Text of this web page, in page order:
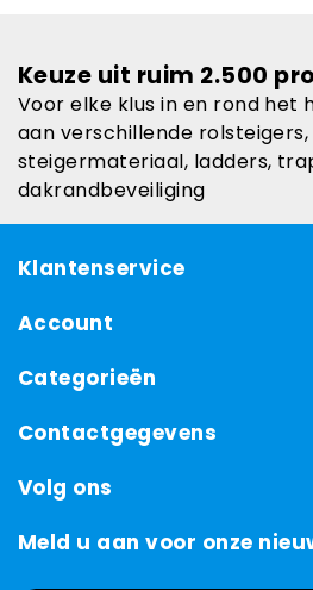
Keuze uit ruim 2.500
Voor elke klus in en rond het
aan verschillende
steigermateriaal, ladders,
dakrandbeveiliging
Klantenservice
Account
Categorieën
Contactgegevens
Volg ons
Meld u aan voor onze